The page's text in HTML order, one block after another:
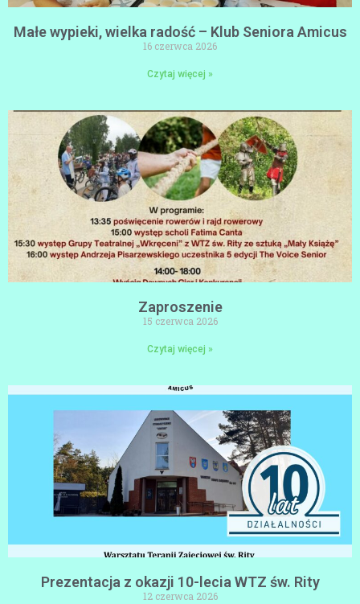
Małe wypieki, wielka radość – Klub Seniora Amicus
16 czerwca 2026
Czytaj więcej »
Zaproszenie
15 czerwca 2026
Czytaj więcej »
Prezentacja z okazji 10-lecia WTZ św. Rity
12 czerwca 2026